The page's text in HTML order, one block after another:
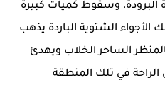
وسقوط كميات كبيرة
الشتوية الباردة يذهب
الساحر الخلاب ويهدئ
في تلك المنطقة